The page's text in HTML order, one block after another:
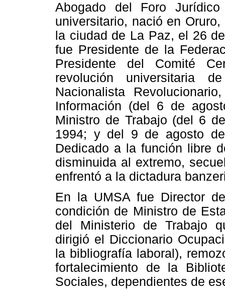
Abogado del Foro
universitario, nació en
la ciudad de La Paz, el 26
fue Presidente de la
Presidente del Comité
revolución universitaria
Nacionalista
Información (del 6 de
Ministro de Trabajo (del 6
1994; y del 9 de agosto
Dedicado a la función libre
disminuida al extremo,
enfrentó a la dictadura
En la UMSA fue Director
condición de Ministro de
del Ministerio de Trabajo
dirigió el Diccionario
la bibliografía laboral),
fortalecimiento de la
Sociales, dependientes de